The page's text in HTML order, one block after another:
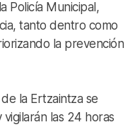
Policía Municipal,
tanto dentro como
la prevención
la Ertzaintza se
las 24 horas